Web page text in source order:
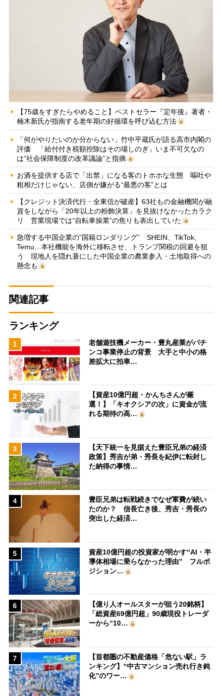
【75歳をすぎたらやめること】ベストセラー『定年後』著者・
楠木新氏が指南する老年期の好循環を呼び込む方法
「何がやりたいのか分からない」竹中平蔵氏が語る高市内閣の
評価 「給付付き税額控除はその場しのぎ」いま不可欠なの
は“社会保障制度の改革議論”と指摘
お酒を提供する店で「出禁」になる客のトホホな生態 嘔吐や
粗相だけじゃない、店側が嫌がる“最悪の客”とは
【クレジット決済代行・全東信が破産】63社もの金融機関が融
資をしながら「20年以上の粉飾決算」を見抜けなかったカラク
リ 営業現場では“自転車操業”の焦りも表出していた
急増する中国企業の“国籍ロンダリング” SHEIN、TikTok、
Temu…本社機能を海外に移転させ、トランプ関税の回避を狙
う 現地人を隠れ蓑にした中国企業の農業参入・土地取得への
懸念も
関連記事
ランキング
1
老舗遊技機メーカー・豊丸産業がパチ
ンコ事業停止の背景 大手と中小の格
差拡大に拍車…
2
【資産10億円超・かんちさんが厳
選！】「キオクシアの次」に資金が流
れる期待の高…
3
【天下統一を見据えた豊臣兄弟の経済
政策】秀吉が弟・秀長を紀伊に転封し
た納得の事情…
4
豊臣兄弟は転戦続きでなぜ軍費が続い
たのか？ 信長亡き後、秀吉・秀長の
突出した経済…
5
資産10億円超の投資家が明かす“AI・半
導体相場に乗らなかった理由” フルポ
ジション…
6
【億り人オールスターが狙う20銘柄】
「総資産69億円超」90歳現役トレーダ
ーから“10…
7
【首都圏の不動産価格「危ない駅」ラ
ンキング】“中古マンション売れ行き鈍
化”のワー…